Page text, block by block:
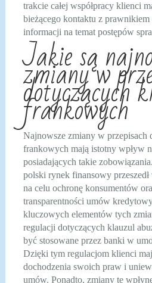
trakcie całej współpracy klienci
bieżącego kontaktu z
informacji na temat postępów
Jakie są
zmiany w
dotyczących
frankowych
Najnowsze zmiany w przepisach
frankowych mają istotny wpływ
posiadających takie
polski rynek finansowy
na celu ochronę konsumentów
transparentności umów
kluczowych elementów tych
regulacji dotyczących klauzul
być stosowane przez banki w
Dzięki tym regulacjom klienci
dochodzenia swoich praw i
umów. Ponadto, zmiany te